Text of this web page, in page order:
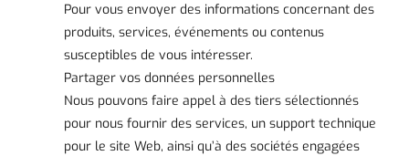
Pour vous envoyer des informations concernant des
produits, services, événements ou contenus
susceptibles de vous intéresser.
Partager vos données personnelles
Nous pouvons faire appel à des tiers sélectionnés
pour nous fournir des services, un support technique
pour le site Web, ainsi qu’à des sociétés engagées